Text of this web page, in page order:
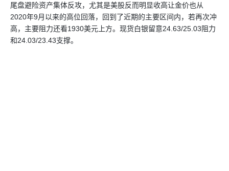
尾盘避险资产集体反攻，尤其是美股反而明显收高让金价也从
2020年9月以来的高位回落，回到了近期的主要区间内，若再次冲
高，主要阻力还看1930美元上方。现货白银留意24.63/25.03阻力
和24.03/23.43支撑。